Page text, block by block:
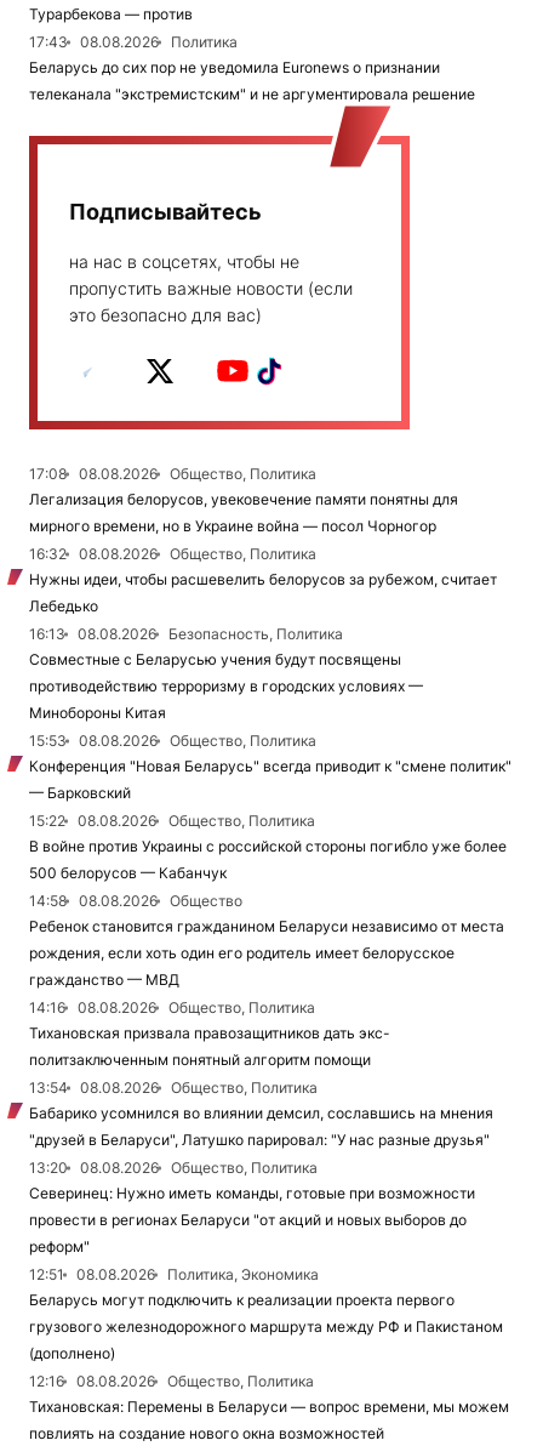
Турарбекова — против
17:43
08.08.2026
Политика
Беларусь до сих пор не уведомила Euronews о признании
телеканала "экстремистским" и не аргументировала решение
Подписывайтесь
на нас в соцсетях, чтобы не
пропустить важные новости (если
это безопасно для вас)
17:08 08.08.2026
Общество, Политика
Легализация белорусов, увековечение памяти понятны для
мирного времени, но в Украине война — посол Чорногор
16:32
08.08.2026
Общество, Политика
Нужны идеи, чтобы расшевелить белорусов за рубежом, считает
Лебедько
16:13
08.08.2026
Безопасность, Политика
Совместные с Беларусью учения будут посвящены
противодействию терроризму в городских условиях —
Минобороны Китая
15:53
08.08.2026
Общество, Политика
Конференция "Новая Беларусь" всегда приводит к "смене политик"
— Барковский
15:22
08.08.2026
Общество, Политика
В войне против Украины с российской стороны погибло уже более
500 белорусов — Кабанчук
14:58
08.08.2026
Общество
Ребенок становится гражданином Беларуси независимо от места
рождения, если хоть один его родитель имеет белорусское
гражданство — МВД
14:16
08.08.2026
Общество, Политика
Тихановская призвала правозащитников дать экс-
политзаключенным понятный алгоритм помощи
13:54
08.08.2026
Общество, Политика
Бабарико усомнился во влиянии демсил, сославшись на мнения
"друзей в Беларуси", Латушко парировал: "У нас разные друзья"
13:20
08.08.2026
Общество, Политика
Северинец: Нужно иметь команды, готовые при возможности
провести в регионах Беларуси "от акций и новых выборов до
реформ"
12:51
08.08.2026
Политика, Экономика
Беларусь могут подключить к реализации проекта первого
грузового железнодорожного маршрута между РФ и Пакистаном
(дополнено)
12:16
08.08.2026
Общество, Политика
Тихановская: Перемены в Беларуси — вопрос времени, мы можем
повлиять на создание нового окна возможностей